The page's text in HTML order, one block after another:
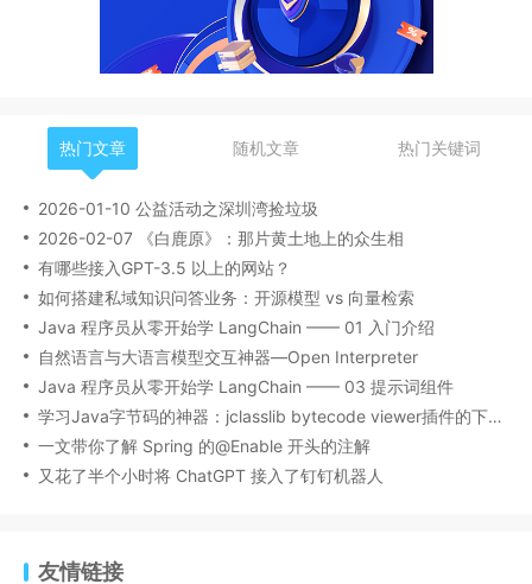
热门文章 随机文章 热门关键词
2026-01-10 公益活动之深圳湾捡垃圾
2026-02-07 《白鹿原》：那片黄土地上的众生相
有哪些接入GPT-3.5 以上的网站？
如何搭建私域知识问答业务：开源模型 vs 向量检索
Java 程序员从零开始学 LangChain —— 01 入门介绍
自然语言与大语言模型交互神器—Open Interpreter
Java 程序员从零开始学 LangChain —— 03 提示词组件
学习Java字节码的神器：jclasslib bytecode viewer插件的下载安装和使用
一文带你了解 Spring 的@Enable 开头的注解
又花了半个小时将 ChatGPT 接入了钉钉机器人
友情链接